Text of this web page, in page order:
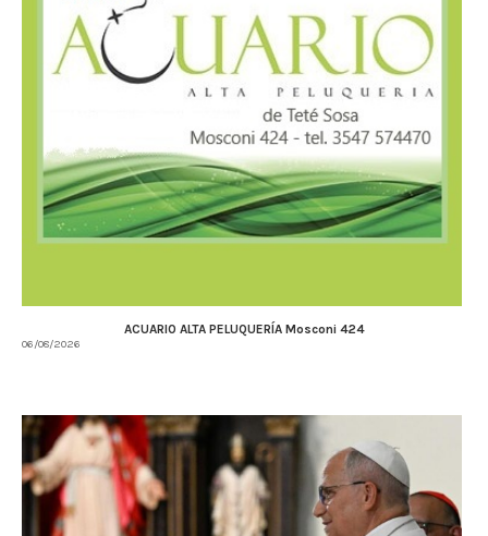
ACUARIO ALTA PELUQUERÍA Mosconi 424
06/08/2026